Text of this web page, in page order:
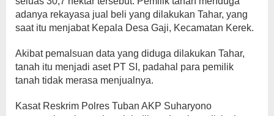
adanya rekayasa jual beli yang dilakukan Tahar, yang
saat itu menjabat Kepala Desa Gaji, Kecamatan Kerek.
Akibat pemalsuan data yang diduga dilakukan Tahar,
tanah itu menjadi aset PT SI, padahal para pemilik
tanah tidak merasa menjualnya.
Kasat Reskrim Polres Tuban AKP Suharyono